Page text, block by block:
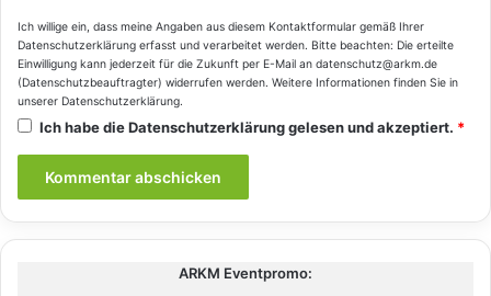
Ich willige ein, dass meine Angaben aus diesem Kontaktformular gemäß Ihrer
Datenschutzerklärung erfasst und verarbeitet werden. Bitte beachten: Die erteilte
Einwilligung kann jederzeit für die Zukunft per E-Mail an datenschutz@arkm.de
(Datenschutzbeauftragter) widerrufen werden. Weitere Informationen finden Sie in
unserer Datenschutzerklärung.
Ich habe dieDatenschutzerklärunggelesen und akzeptiert. *
ARKM Eventpromo: